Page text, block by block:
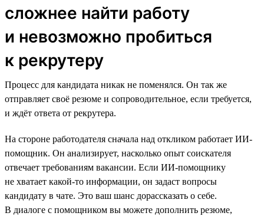
сложнее найти работу
и невозможно пробиться
к рекрутеру
Процесс для кандидата никак не поменялся. Он так же
отправляет своё резюме и сопроводительное, если требуется,
и ждёт ответа от рекрутера.
На стороне работодателя сначала над откликом работает ИИ-
помощник. Он анализирует, насколько опыт соискателя
отвечает требованиям вакансии. Если ИИ-помощнику
не хватает какой-то информации, он задаст вопросы
кандидату в чате. Это ваш шанс дорассказать о себе.
В диалоге с помощником вы можете дополнить резюме,